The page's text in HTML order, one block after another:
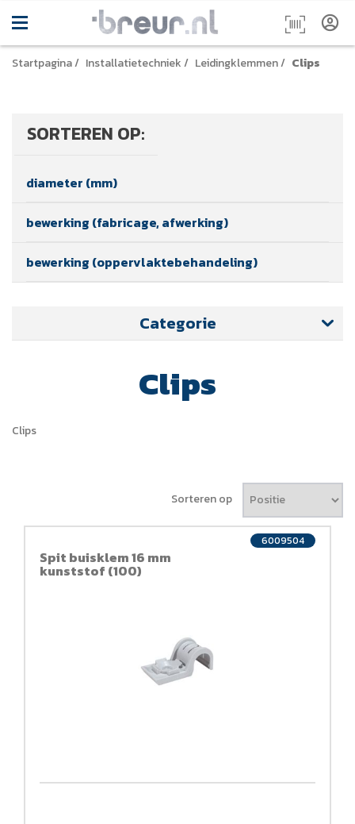
Startpagina/ Installatietechniek/ Leidingklemmen/ Clips
SORTEREN OP:
diameter (mm)
bewerking (fabricage, afwerking)
bewerking (oppervlaktebehandeling)
Categorie
Clips
Clips
Sorteren op
Spit buisklem 16 mm
kunststof (100)
6009504